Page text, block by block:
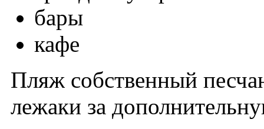
бары
кафе
Пляж собственный
лежаки за